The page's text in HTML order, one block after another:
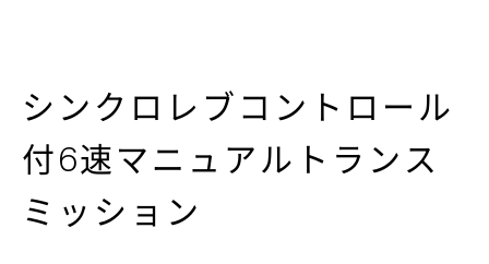
シンクロレブコントロール
付6速マニュアルトランス
ミッション